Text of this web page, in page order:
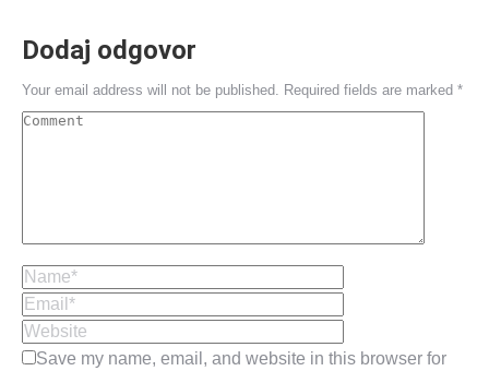
Dodaj odgovor
Your email address will not be published. Required fields are marked *
Comment
Name *
Save my name, email, and website in this browser for